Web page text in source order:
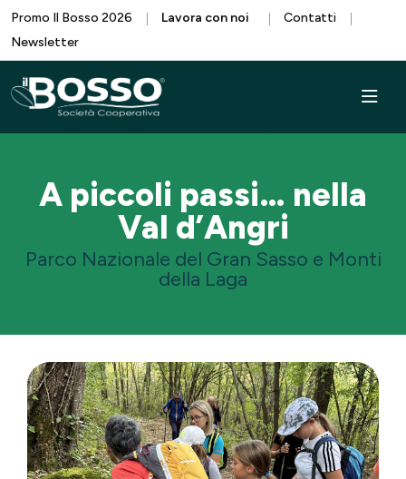
Promo Il Bosso 2026 Lavora con noi
Contatti
Newsletter
A piccoli passi… nella
Val d’Angri
Parco Nazionale del Gran Sasso e Monti
della Laga